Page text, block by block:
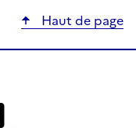
Haut de page